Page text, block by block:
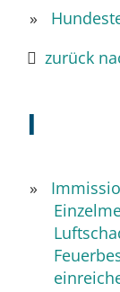
zurück
I